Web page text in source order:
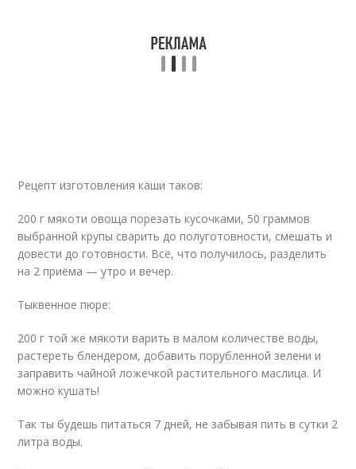
Рецепт изготовления каши таков:
200 г мякоти овоща порезать кусочками, 50 граммов
выбранной крупы сварить до полуготовности, смешать и
довести до готовности. Всё, что получилось, разделить
на 2 приёма — утро и вечер.
Тыквенное пюре:
200 г той же мякоти варить в малом количестве воды,
растереть блендером, добавить порубленной зелени и
заправить чайной ложечкой растительного маслица. И
можно кушать!
Так ты будешь питаться 7 дней, не забывая пить в сутки 2
литра воды.